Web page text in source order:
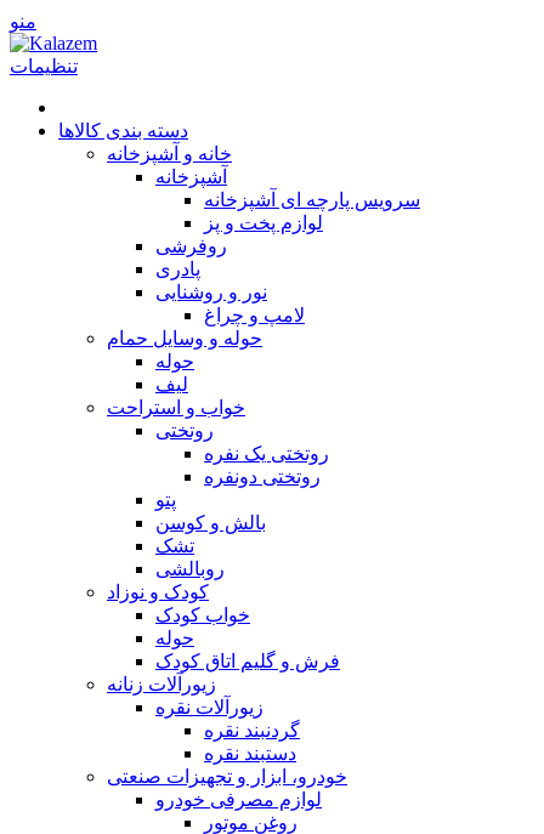
منو
تنظیمات
دسته بندی کالاها
خانه و آشپزخانه
آشپزخانه
سرویس پارچه ای آشپزخانه
لوازم پخت و پز
روفرشی
پا‌دری
نور و روشنایی
لامپ و چراغ
حوله و وسایل حمام
حوله
لیف
خواب و استراحت
روتختی
روتختی یک نفره
روتختی دونفره
پتو
بالش و کوسن
تشک
روبالشی
کودک و نوزاد
خواب کودک
حوله
فرش و گلیم اتاق کودک
زیورآلات زنانه
زیورآلات نقره
گردنبند نقره
دستبند نقره
خودرو، ابزار و تجهیزات صنعتی
لوازم مصرفی خودرو
روغن موتور